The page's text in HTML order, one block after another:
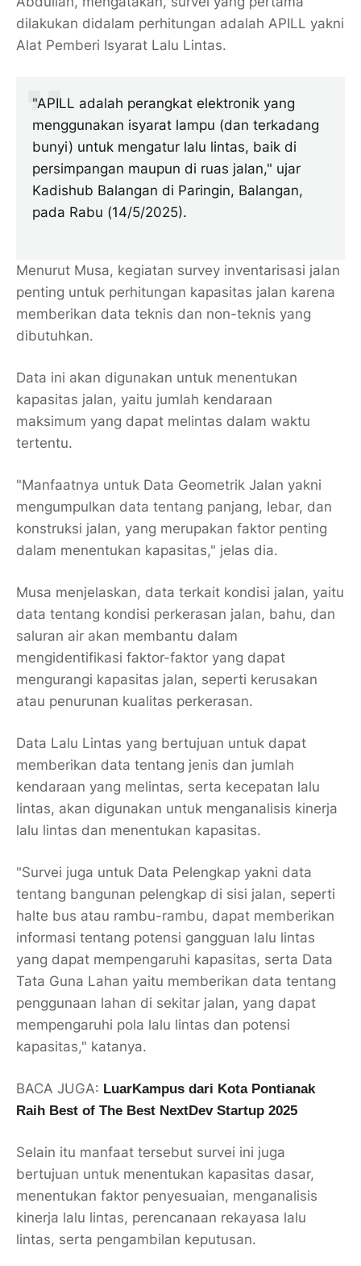
dilakukan didalam perhitungan adalah APILL yakni
Alat Pemberi Isyarat Lalu Lintas.
"APILL adalah perangkat elektronik yang
menggunakan isyarat lampu (dan terkadang
bunyi) untuk mengatur lalu lintas, baik di
persimpangan maupun di ruas jalan," ujar
Kadishub Balangan di Paringin, Balangan,
pada Rabu (14/5/2025).
Menurut Musa, kegiatan survey inventarisasi jalan
penting untuk perhitungan kapasitas jalan karena
memberikan data teknis dan non-teknis yang
dibutuhkan.
Data ini akan digunakan untuk menentukan
kapasitas jalan, yaitu jumlah kendaraan
maksimum yang dapat melintas dalam waktu
tertentu.
"Manfaatnya untuk Data Geometrik Jalan yakni
mengumpulkan data tentang panjang, lebar, dan
konstruksi jalan, yang merupakan faktor penting
dalam menentukan kapasitas," jelas dia.
Musa menjelaskan, data terkait kondisi jalan, yaitu
data tentang kondisi perkerasan jalan, bahu, dan
saluran air akan membantu dalam
mengidentifikasi faktor-faktor yang dapat
mengurangi kapasitas jalan, seperti kerusakan
atau penurunan kualitas perkerasan.
Data Lalu Lintas yang bertujuan untuk dapat
memberikan data tentang jenis dan jumlah
kendaraan yang melintas, serta kecepatan lalu
lintas, akan digunakan untuk menganalisis kinerja
lalu lintas dan menentukan kapasitas.
"Survei juga untuk Data Pelengkap yakni data
tentang bangunan pelengkap di sisi jalan, seperti
halte bus atau rambu-rambu, dapat memberikan
informasi tentang potensi gangguan lalu lintas
yang dapat mempengaruhi kapasitas, serta Data
Tata Guna Lahan yaitu memberikan data tentang
penggunaan lahan di sekitar jalan, yang dapat
mempengaruhi pola lalu lintas dan potensi
kapasitas," katanya.
BACA JUGA: LuarKampus dari Kota Pontianak
Raih Best of The Best NextDev Startup 2025
Selain itu manfaat tersebut survei ini juga
bertujuan untuk menentukan kapasitas dasar,
menentukan faktor penyesuaian, menganalisis
kinerja lalu lintas, perencanaan rekayasa lalu
lintas, serta pengambilan keputusan.